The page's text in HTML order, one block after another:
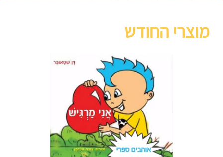
מוצרי החודש